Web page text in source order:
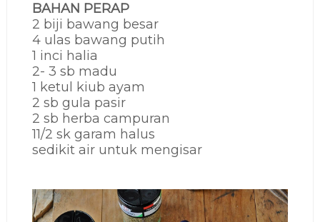
BAHAN PERAP
2 biji bawang besar
4 ulas bawang putih
1 inci halia
2- 3 sb madu
1 ketul kiub ayam
2 sb gula pasir
2 sb herba campuran
11/2 sk garam halus
sedikit air untuk mengisar